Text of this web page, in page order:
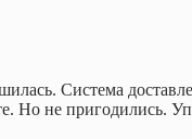
Система
Но не пригодились.